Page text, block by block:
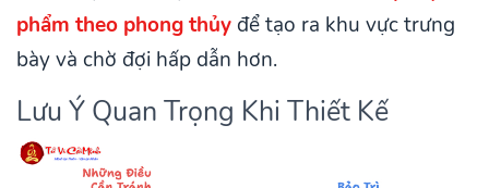
phẩm theo phong thủy để tạo ra khu vực trưng
bày và chờ đợi hấp dẫn hơn.
Lưu Ý Quan Trọng Khi Thiết Kế